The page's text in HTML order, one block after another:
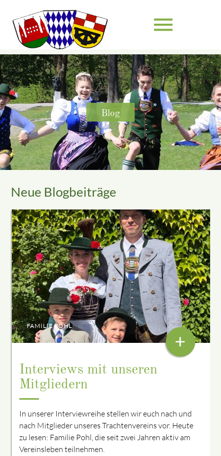
menu
Suchbegriffe SUCHEN
Blog
Neue Blogbeiträge
FAMILIE POHL
Interviews mit unseren
Mitgliedern
In unserer Interviewreihe stellen wir euch nach und
nach Mitglieder unseres Trachtenvereins vor. Heute
zu lesen: Familie Pohl, die seit zwei Jahren aktiv am
Vereinsleben teilnehmen.
+